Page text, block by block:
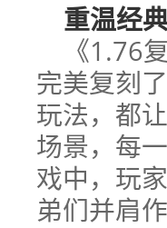
重温经
《1.76
完美复刻
玩法，都
场景，每
戏中，玩
弟们并肩